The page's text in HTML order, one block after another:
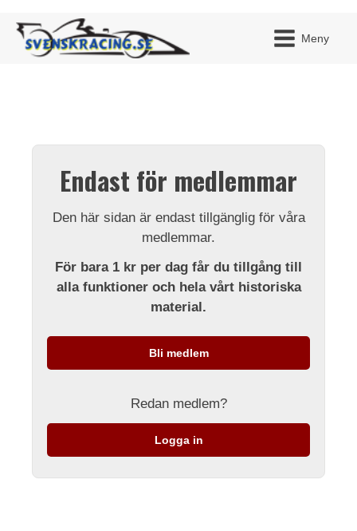
Meny
Endast för medlemmar
Den här sidan är endast tillgänglig för våra
medlemmar.
För bara 1 kr per dag får du tillgång till
alla funktioner och hela vårt historiska
material.
Bli medlem
Redan medlem?
Logga in